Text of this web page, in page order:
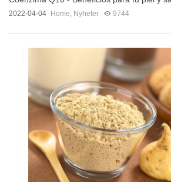
2022-04-04 Home Nyheter 9744